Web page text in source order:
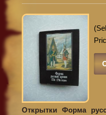
Открытки Форма русской армии 1756 -1796